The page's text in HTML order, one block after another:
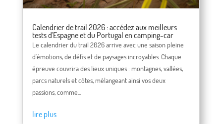
Calendrier de trail 2026 : accédez aux meilleurs
tests d'Espagne et du Portugal en camping-car
Le calendrier du trail 2026 arrive avec une saison pleine
d'émotions, de défis et de paysages incroyables. Chaque
épreuve couvrira des lieux uniques : montagnes, vallées,
parcs naturels et côtes, mélangeant ainsi vos deux
passions, comme...
lire plus